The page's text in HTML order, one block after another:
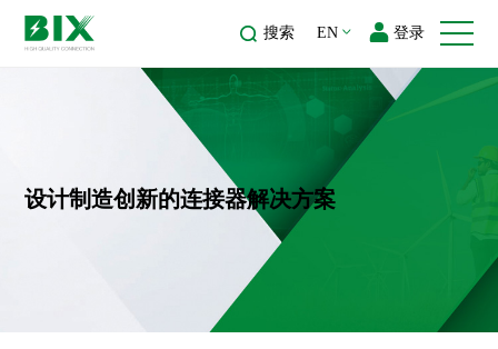
搜索 EN 登录
设计制造创新的连接器解决方案